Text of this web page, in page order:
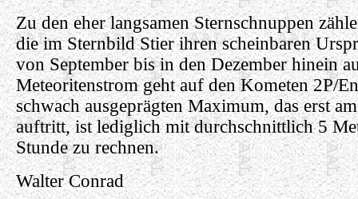
Zu den eher langsamen Sternschnuppen
die im Sternbild Stier ihren scheinbaren
von September bis in den Dezember hinein
Meteoritenstrom geht auf den Kometen 2P/
schwach ausgeprägten Maximum, das erst
auftritt, ist lediglich mit durchschnittlich 5
Stunde zu rechnen.
Walter Conrad